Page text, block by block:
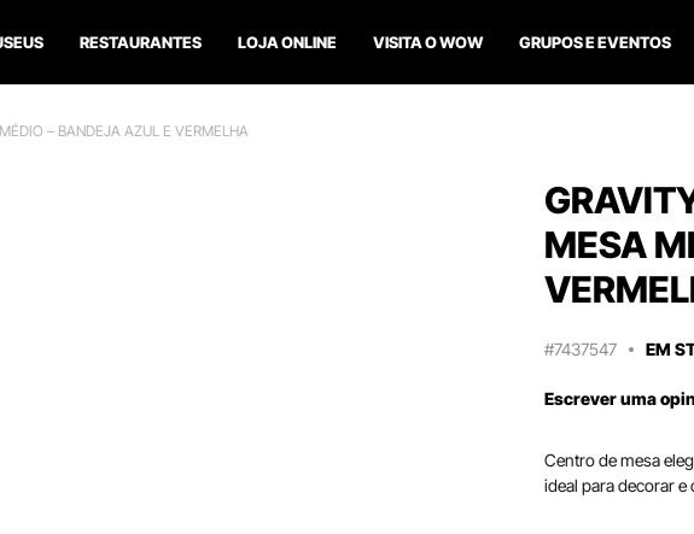
RESTAURANTES LOJA ONLINE VISITA O WOW GRUPOS E EVENTOS
– BANDEJA AZUL E VERMELHA
MESA
#7437547 EM
Escrever uma
Centro de mesa
ideal para decorar